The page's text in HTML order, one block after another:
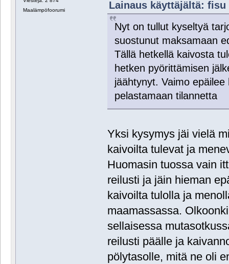
Maalämpöfoorumi
Lainaus käyttäjältä: fisu
Nyt on tullut kyseltyä
suostunut maksamaan
Tällä hetkellä kaivosta
hetken pyörittämisen
jäähtynyt. Vaimo
pelastamaan tilannetta
Yksi kysymys jäi vielä
kaivoilta tulevat ja
Huomasin tuossa vain
reilusti ja jäin hieman
kaivoilta tulolla ja
maamassassa.
sellaisessa
reilusti päälle ja
pölytasolle, mitä ne oli